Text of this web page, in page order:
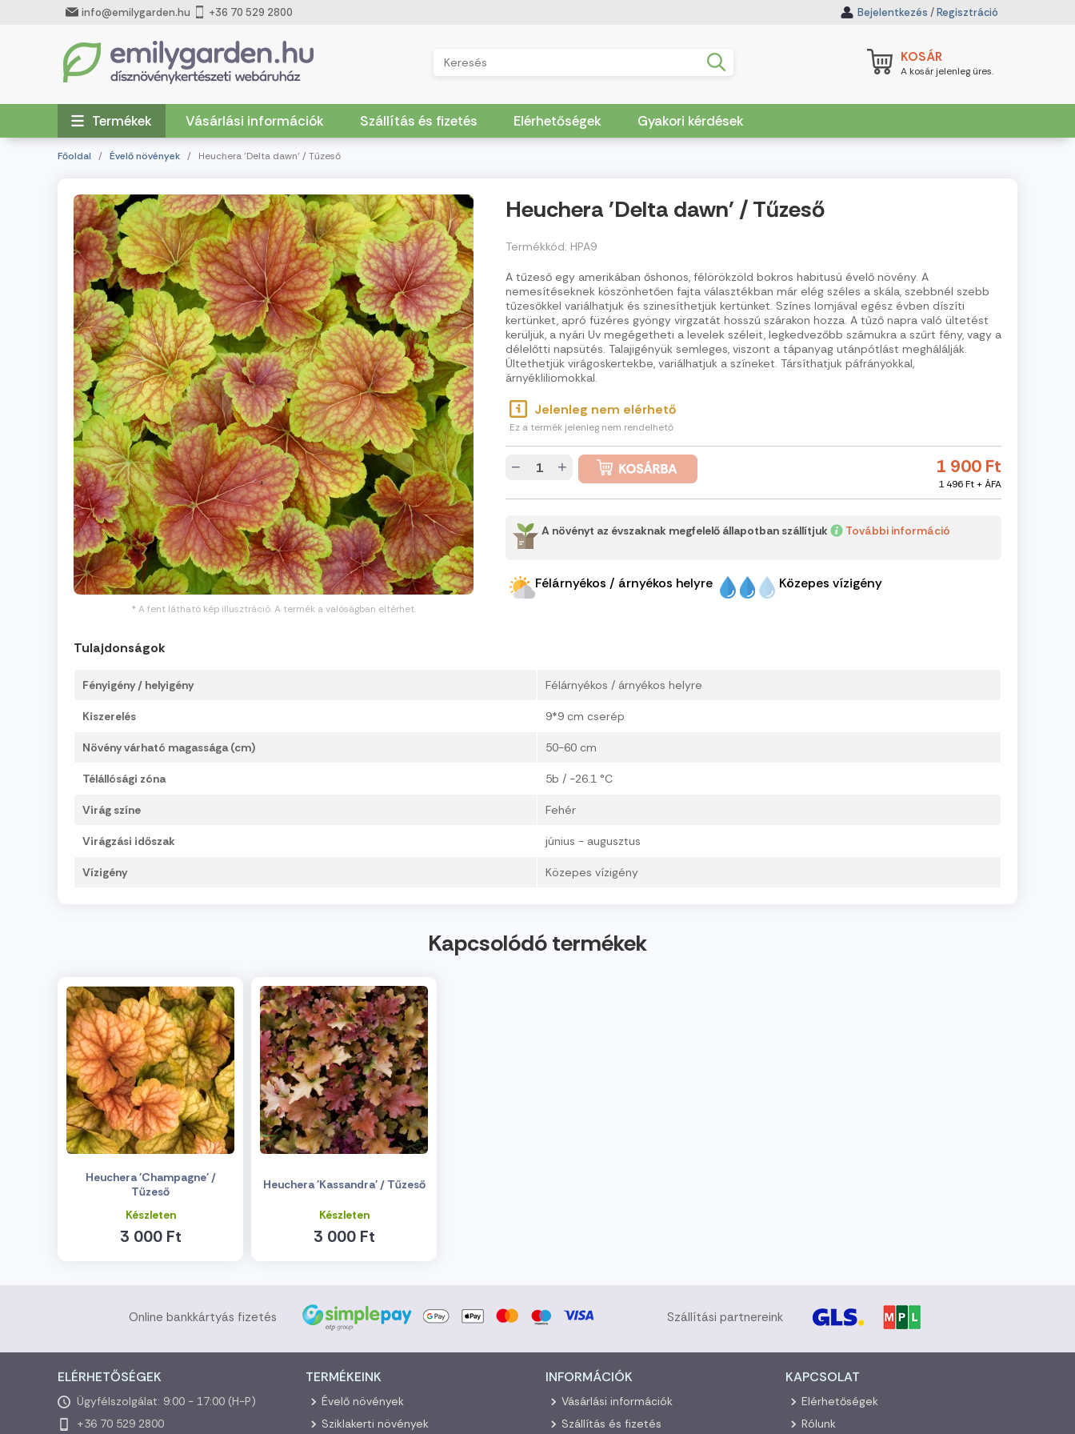
info@emilygarden.hu +36 70 529 2800 Bejelentkezés /Regisztráció
KOSÁR
A kosár jelenleg üres.
Termékek Vásárlási információk Szállítás és fizetés Elérhetőségek Gyakori kérdések
Főoldal / Évelő növények / Heuchera 'Delta dawn' / Tűzeső
* A fent látható kép illusztráció. A termék a valóságban eltérhet.
Heuchera 'Delta dawn' / Tűzeső
Termékkód: HPA9
A tűzeső egy amerikában őshonos, félörökzöld bokros habitusú évelő növény. A
nemesítéseknek köszönhetően fajta választékban már elég széles a skála, szebbnél szebb
tűzesőkkel variálhatjuk és szinesíthetjük kertünket. Színes lomjával egész évben díszíti
kertünket, apró füzéres gyöngy virgzatát hosszú szárakon hozza. A tűző napra való ültetést
kerüljük, a nyári Uv megégetheti a levelek széleit, legkedvezőbb számukra a szűrt fény, vagy a
délelőtti napsütés. Talajigényük semleges, viszont a tápanyag utánpótlást meghálálják.
Ültethetjük virágoskertekbe, variálhatjuk a színeket. Társíthatjuk páfrányokkal,
árnyékliliomokkal.
Jelenleg nem elérhető
Ez a termék jelenleg nem rendelhető
1 900 Ft
1 496 Ft + ÁFA
− +
A növényt az évszaknak megfelelő állapotban szállítjuk További információ
Félárnyékos / árnyékos helyre Közepes vízigény
Tulajdonságok
Fényigény / helyigény Félárnyékos / árnyékos helyre
Kiszerelés 9*9 cm cserép
Növény várható magassága (cm) 50-60 cm
Télállósági zóna 5b / -26.1 °C
Virág színe Fehér
Virágzási időszak június - augusztus
Vízigény Közepes vízigény
Kapcsolódó termékek
Heuchera 'Champagne' /
Tűzeső
Készleten
3 000 Ft
Heuchera 'Kassandra' / Tűzeső
Készleten
3 000 Ft
Online bankkártyás fizetés Szállítási partnereink
ELÉRHETŐSÉGEK
Ügyfélszolgálat: 9:00 - 17:00 (H-P)
+36 70 529 2800
TERMÉKEINK
Évelő növények
Sziklakerti növények
INFORMÁCIÓK
Vásárlási információk
Szállítás és fizetés
KAPCSOLAT
Elérhetőségek
Rólunk